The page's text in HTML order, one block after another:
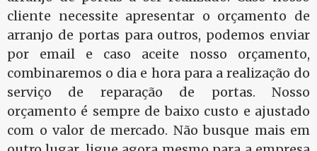
cliente necessite apresentar o orçamento de
arranjo de portas para outros, podemos enviar
por email e caso aceite nosso orçamento,
combinaremos o dia e hora para a realização do
serviço de reparação de portas. Nosso
orçamento é sempre de baixo custo e ajustado
com o valor de mercado. Não busque mais em